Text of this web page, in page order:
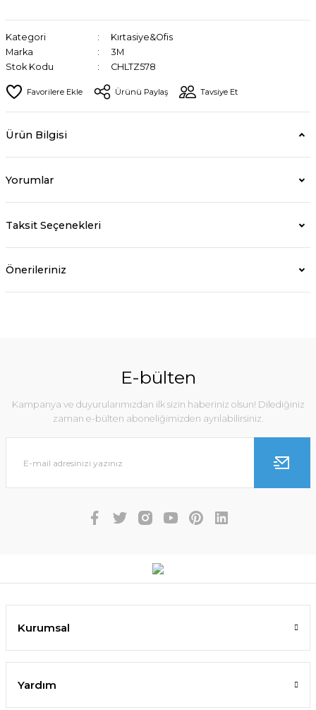
Kategori
Kırtasiye&Ofis
Marka
3M
Stok Kodu
CHLTZ578
Ürünü Paylaş Tavsiye Et
Ürün Bilgisi
Yorumlar
Taksit Seçenekleri
Önerileriniz
E-bülten
Kampanya ve duyurularımızdan ilk sizin haberiniz olsun! Dilediğiniz
zaman e-bülten aboneliğimizden ayrılabilirsiniz.
Kurumsal
Yardım